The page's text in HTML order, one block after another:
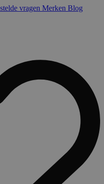
vragen Merken Blog